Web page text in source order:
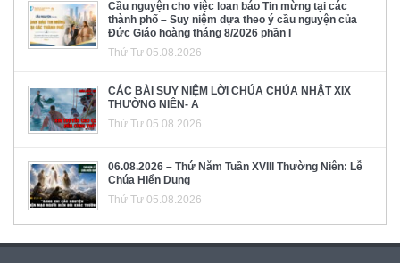
Cầu nguyện cho việc loan báo Tin mừng tại các
thành phố – Suy niệm dựa theo ý cầu nguyện của
Đức Giáo hoàng tháng 8/2026 phần I
Thứ Tư 05.08.2026
CÁC BÀI SUY NIỆM LỜI CHÚA CHÚA NHẬT XIX
THƯỜNG NIÊN- A
Thứ Tư 05.08.2026
06.08.2026 – Thứ Năm Tuần XVIII Thường Niên: Lễ
Chúa Hiển Dung
Thứ Tư 05.08.2026